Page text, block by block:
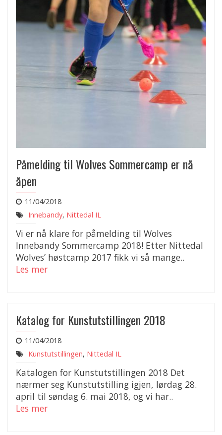
Påmelding til Wolves Sommercamp er nå
åpen
11/04/2018
Innebandy, Nittedal IL
Vi er nå klare for påmelding til Wolves
Innebandy Sommercamp 2018! Etter Nittedal
Wolves’ høstcamp 2017 fikk vi så mange..
Les mer
Katalog for Kunstutstillingen 2018
11/04/2018
Kunstutstillingen, Nittedal IL
Katalogen for Kunstutstillingen 2018 Det
nærmer seg Kunstutstilling igjen, lørdag 28.
april til søndag 6. mai 2018, og vi har..
Les mer